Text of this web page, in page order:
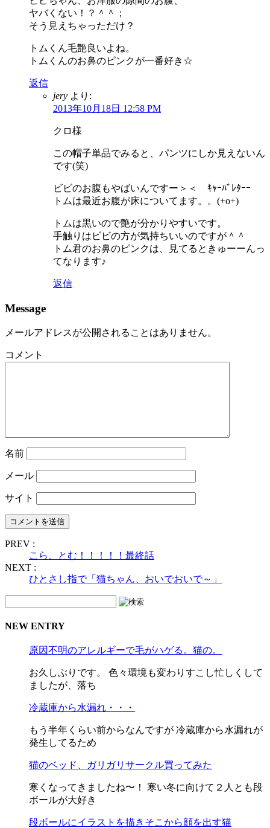
ヤバくない！？＾＾；
そう見えちゃっただけ？
トムくん毛艶良いよね。
トムくんのお鼻のピンクが一番好き☆
返信
jery より:
2013年10月18日 12:58 PM
クロ様
この帽子単品でみると、パンツにしか見えないん
です(笑)
ビビのお腹もやばいんですー＞＜ ｷｬｰﾊﾞﾚﾀｰｰ
トムは最近お腹が床についてます。。(+o+)
トムは黒いので艶が分かりやすいです。
手触りはビビの方が気持ちいいのですが＾＾
トム君のお鼻のピンクは、見てるときゅーーんっ
てなります♪
返信
Message
メールアドレスが公開されることはありません。
コメント
名前
メール
サイト
PREV :
こら、とむ！！！！！最終話
NEXT :
ひとさし指で「猫ちゃん、おいでおいで～」
NEW ENTRY
原因不明のアレルギーで毛がハゲる。猫の。
お久しぶりです。 色々環境も変わりすこし忙しくして
ましたが、落ち
冷蔵庫から水漏れ・・・
もう半年くらい前からなんですが 冷蔵庫から水漏れが
発生してるため
猫のベッド、ガリガリサークル買ってみた
寒くなってきましたね〜！ 寒い冬に向けて２人とも段
ボールが大好き
段ボールにイラストを描きそこから顔を出す猫